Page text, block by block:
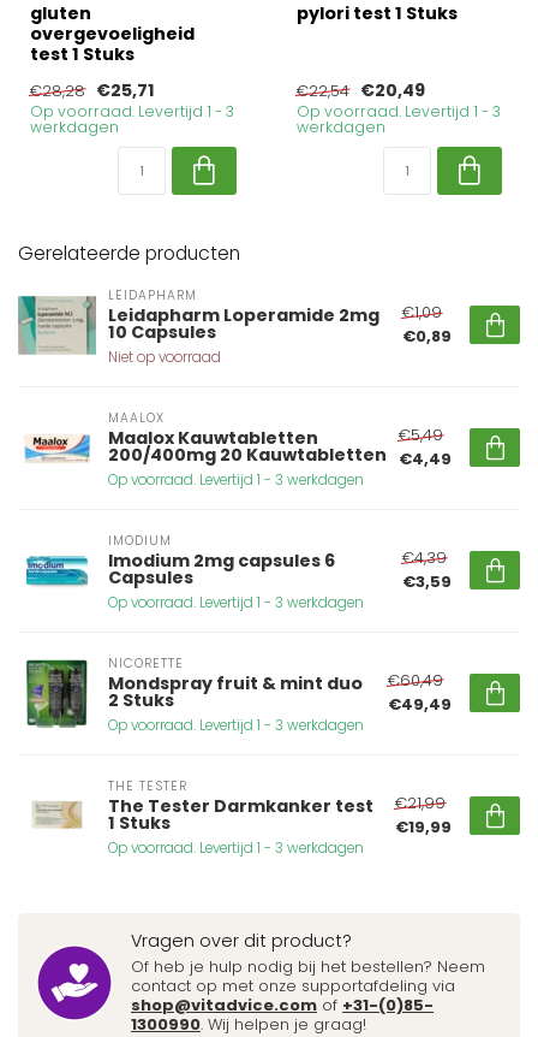
gluten
overgevoeligheid
test 1 Stuks
€28,28 €25,71
Op voorraad. Levertijd 1 - 3
werkdagen
pylori test 1 Stuks
€22,54 €20,49
Op voorraad. Levertijd 1 - 3
werkdagen
Gerelateerde producten
LEIDAPHARM
Leidapharm Loperamide 2mg
10 Capsules
Niet op voorraad
€1,09
€0,89
MAALOX
Maalox Kauwtabletten
200/400mg 20 Kauwtabletten
Op voorraad. Levertijd 1 - 3 werkdagen
€5,49
€4,49
IMODIUM
Imodium 2mg capsules 6
Capsules
Op voorraad. Levertijd 1 - 3 werkdagen
€4,39
€3,59
NICORETTE
Mondspray fruit & mint duo
2 Stuks
Op voorraad. Levertijd 1 - 3 werkdagen
€60,49
€49,49
THE TESTER
The Tester Darmkanker test
1 Stuks
Op voorraad. Levertijd 1 - 3 werkdagen
€21,99
€19,99
Vragen over dit product?
Of heb je hulp nodig bij het bestellen? Neem
contact op met onze supportafdeling via
shop@vitadvice.com of +31-(0)85-
1300990. Wij helpen je graag!